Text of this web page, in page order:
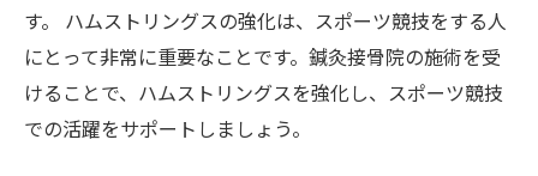
す。 ハムストリングスの強化は、スポーツ競技をする人
にとって非常に重要なことです。鍼灸接骨院の施術を受
けることで、ハムストリングスを強化し、スポーツ競技
での活躍をサポートしましょう。